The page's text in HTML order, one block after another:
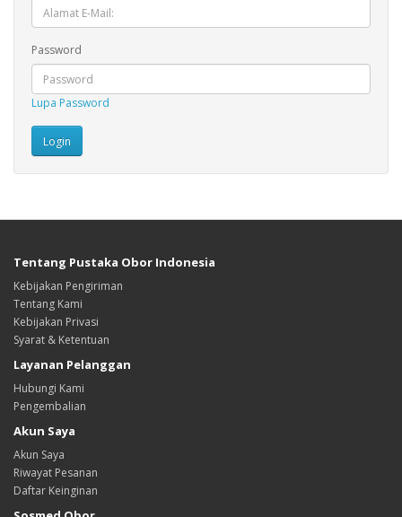
Password
Lupa Password
Tentang Pustaka Obor Indonesia
Kebijakan Pengiriman
Tentang Kami
Kebijakan Privasi
Syarat & Ketentuan
Layanan Pelanggan
Hubungi Kami
Pengembalian
Akun Saya
Akun Saya
Riwayat Pesanan
Daftar Keinginan